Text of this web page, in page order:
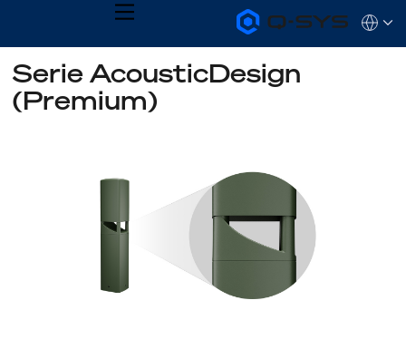
Q-
SYS
Products
Homepage
MENU
QSYS.com (English)
India (English)
Español
Serie AcousticDesign
(Premium)